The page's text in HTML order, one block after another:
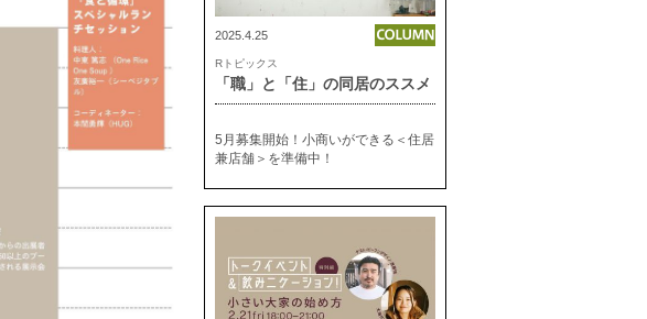
2025.4.25
Rトピックス
「職」と「住」の同居のススメ
5月募集開始！小商いができる＜住居
兼店舗＞を準備中！